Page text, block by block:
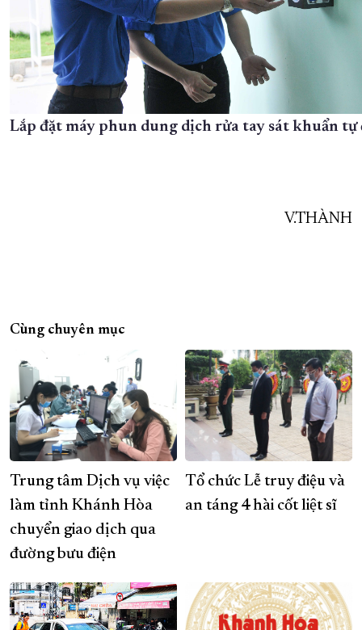
Lắp đặt máy phun dung dịch rửa tay sát khuẩn tự
V.THÀNH
Cùng chuyên mục
Trung tâm Dịch vụ việc
làm tỉnh Khánh Hòa
chuyển giao dịch qua
đường bưu điện
Tổ chức Lễ truy điệu và
an táng 4 hài cốt liệt sĩ